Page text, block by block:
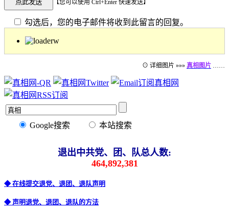
【您可以使用 Ctrl+Enter 快速发送】
勾选后，您的电子邮件将收到此留言的回复。
⊙ 详细图片 »»» 真相图片 ……
Google搜索 本站搜索
退出中共党、团、队总人数:
464,892,381
◆ 在线提交退党、退团、退队声明
◆ 声明退党、退团、退队的方法